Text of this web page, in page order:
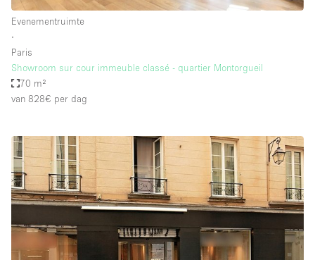
Evenementruimte
∙
Paris
Showroom sur cour immeuble classé - quartier Montorgueil
70 m²
van 828€ per dag